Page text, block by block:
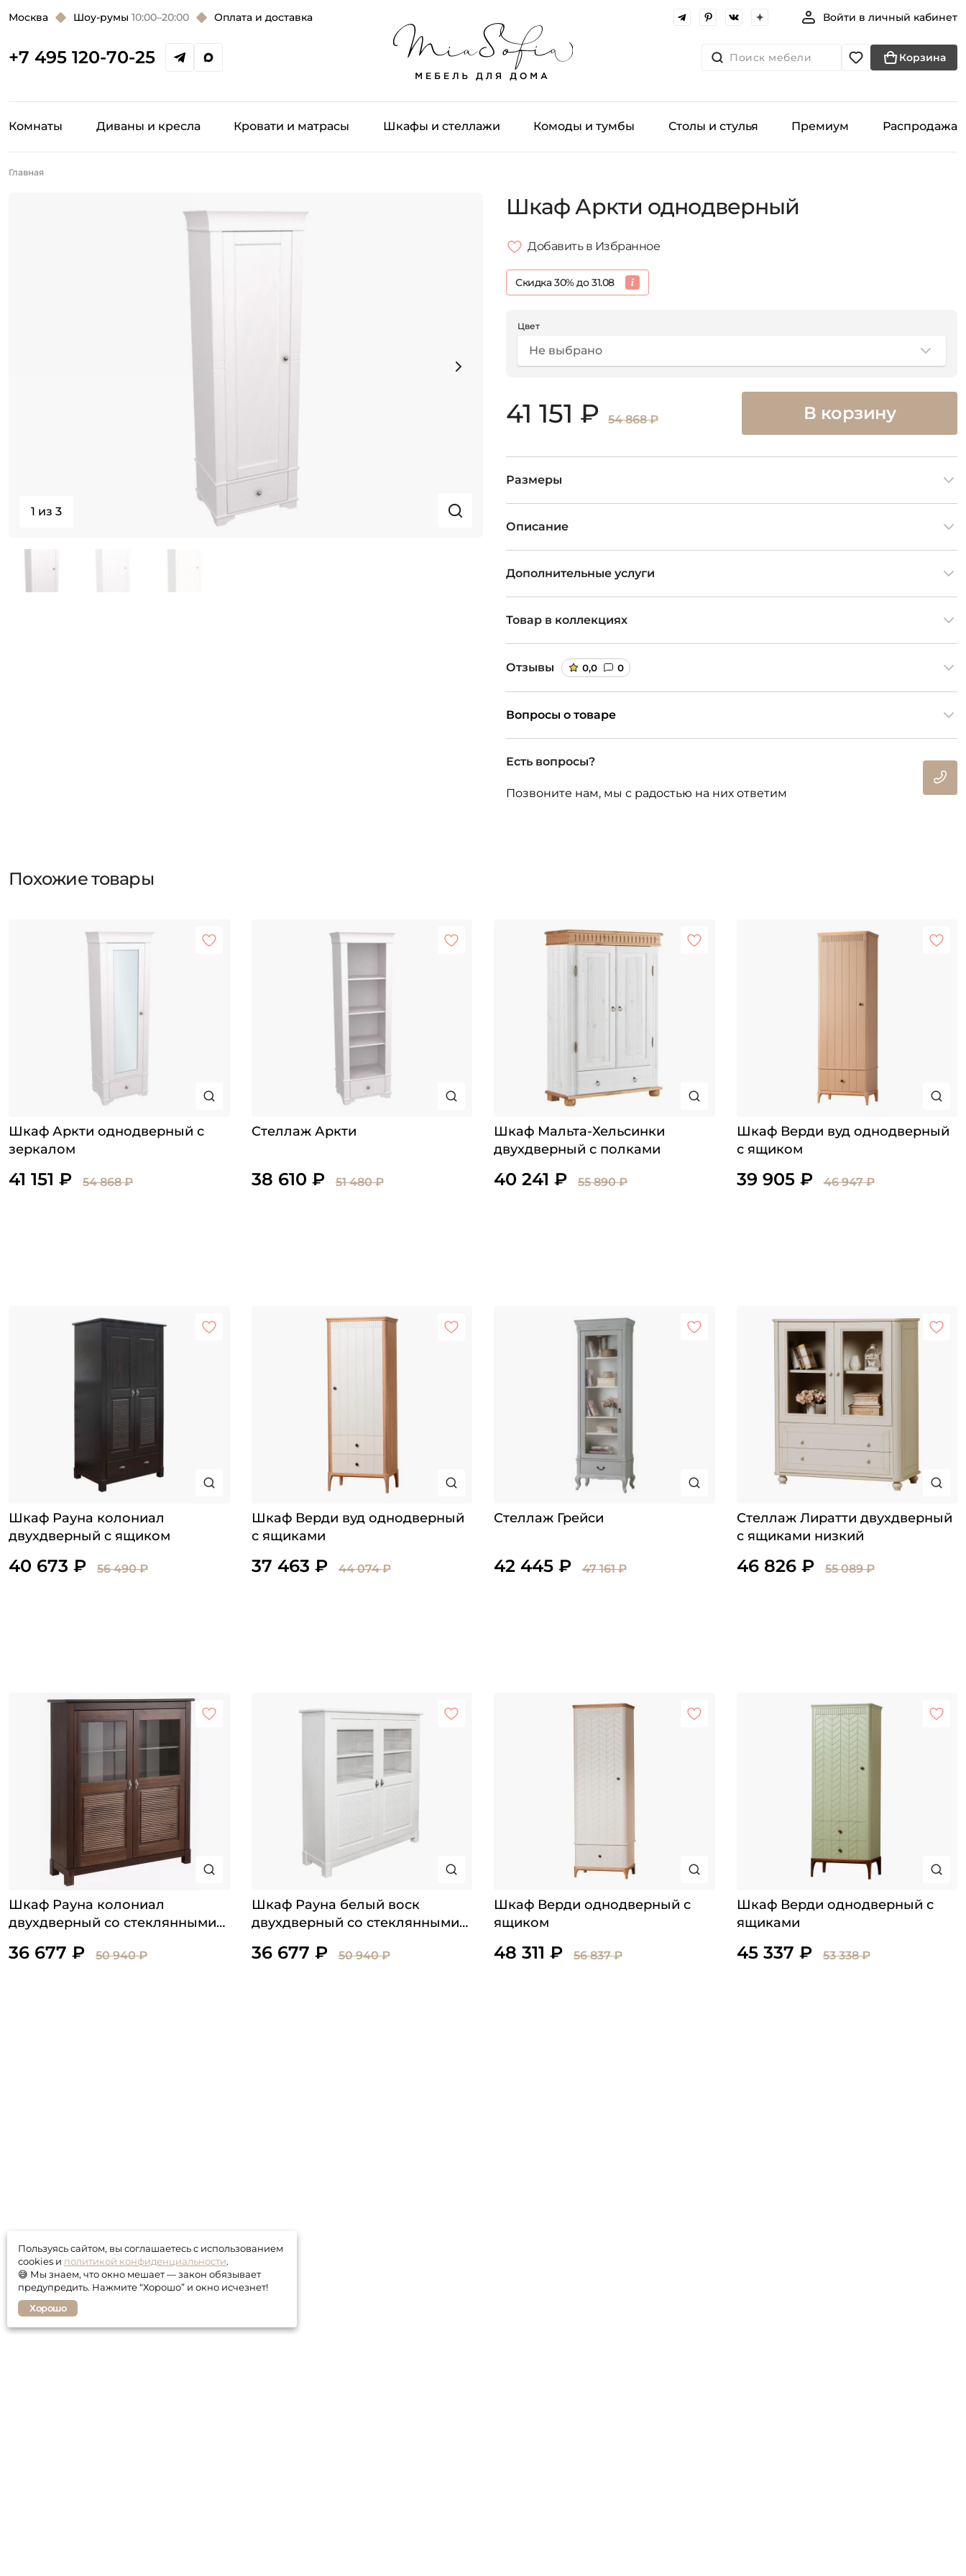
Москва Шоу-румы 10:00–20:00 Оплата и доставка Войти в личный кабинет
+7 495 120-70-25 Поиск мебели Корзина
Комнаты Диваны и кресла Кровати и матрасы Шкафы и стеллажи Комоды и тумбы Столы и стулья Премиум Распродажа
Главная
1 из 3
Шкаф Аркти однодверный
Добавить в Избранное
Скидка 30% до 31.08
Цвет
Не выбрано
41 151 ₽ 54 868 ₽ В корзину
Размеры
Описание
Дополнительные услуги
Товар в коллекциях
Отзывы 0,0 0
Вопросы о товаре
Есть вопросы?
Позвоните нам, мы с радостью на них ответим
Похожие товары
Шкаф Аркти однодверный с
зеркалом
41 151 ₽ 54 868 ₽
Стеллаж Аркти
38 610 ₽ 51 480 ₽
Шкаф Мальта-Хельсинки
двухдверный с полками
40 241 ₽ 55 890 ₽
Шкаф Верди вуд однодверный
с ящиком
39 905 ₽ 46 947 ₽
Шкаф Рауна колониал
двухдверный с ящиком
40 673 ₽ 56 490 ₽
Шкаф Верди вуд однодверный
с ящиками
37 463 ₽ 44 074 ₽
Стеллаж Грейси
42 445 ₽ 47 161 ₽
Стеллаж Лиратти двухдверный
с ящиками низкий
46 826 ₽ 55 089 ₽
Шкаф Рауна колониал
двухдверный со стеклянными
36 677 ₽ 50 940 ₽
Шкаф Рауна белый воск
двухдверный со стеклянными
36 677 ₽ 50 940 ₽
Шкаф Верди однодверный с
ящиком
48 311 ₽ 56 837 ₽
Шкаф Верди однодверный с
ящиками
45 337 ₽ 53 338 ₽
Пользуясь сайтом, вы соглашаетесь с использованием
cookies и политикой конфиденциальности.
😅 Мы знаем, что окно мешает — закон обязывает
предупредить. Нажмите “Хорошо” и окно исчезнет!
Хорошо